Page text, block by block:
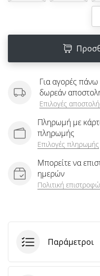
άρθρων
Για αγορές
δωρεάν
Επιλογές
Πληρωμή με
πληρωμής
Επιλογές πληρωμής
Μπορείτε να
ημερών
Πολιτική
Παράμετροι